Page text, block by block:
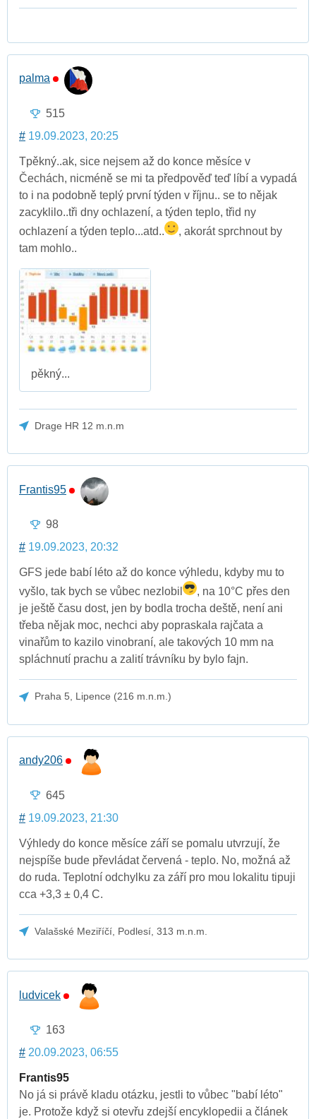
palma
515
# 19.09.2023, 20:25
Tpěkný..ak, sice nejsem až do konce měsíce v
Čechách, nicméně se mi ta předpověď teď líbí a vypadá
to i na podobně teplý první týden v říjnu.. se to nějak
zacyklilo..tři dny ochlazení, a týden teplo, třid ny
ochlazení a týden teplo...atd..
, akorát sprchnout by
tam mohlo..
pěkný...
Drage HR 12 m.n.m
Frantis95
98
# 19.09.2023, 20:32
GFS jede babí léto až do konce výhledu, kdyby mu to
vyšlo, tak bych se vůbec nezlobil
, na 10°C přes den
je ještě času dost, jen by bodla trocha deště, není ani
třeba nějak moc, nechci aby popraskala rajčata a
vinařům to kazilo vinobraní, ale takových 10 mm na
spláchnutí prachu a zalití trávníku by bylo fajn.
Praha 5, Lipence (216 m.n.m.)
andy206
645
# 19.09.2023, 21:30
Výhledy do konce měsíce září se pomalu utvrzují, že
nejspíše bude převládat červená - teplo. No, možná až
do ruda. Teplotní odchylku za září pro mou lokalitu tipuji
cca +3,3 ± 0,4 C.
Valašské Meziříčí, Podlesí, 313 m.n.m.
ludvicek
163
# 20.09.2023, 06:55
Frantis95
No já si právě kladu otázku, jestli to vůbec "babí léto"
je. Protože když si otevřu zdejší encyklopedii a článek